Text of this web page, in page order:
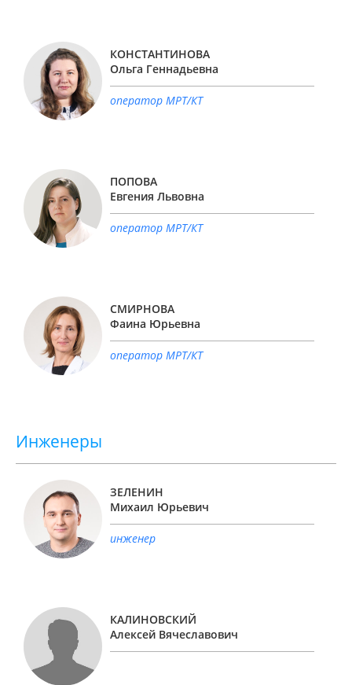
КОНСТАНТИНОВА
Ольга Геннадьевна
оператор МРТ/КТ
ПОПОВА
Евгения Львовна
оператор МРТ/КТ
СМИРНОВА
Фаина Юрьевна
оператор МРТ/КТ
Инженеры
ЗЕЛЕНИН
Михаил Юрьевич
инженер
КАЛИНОВСКИЙ
Алексей Вячеславович